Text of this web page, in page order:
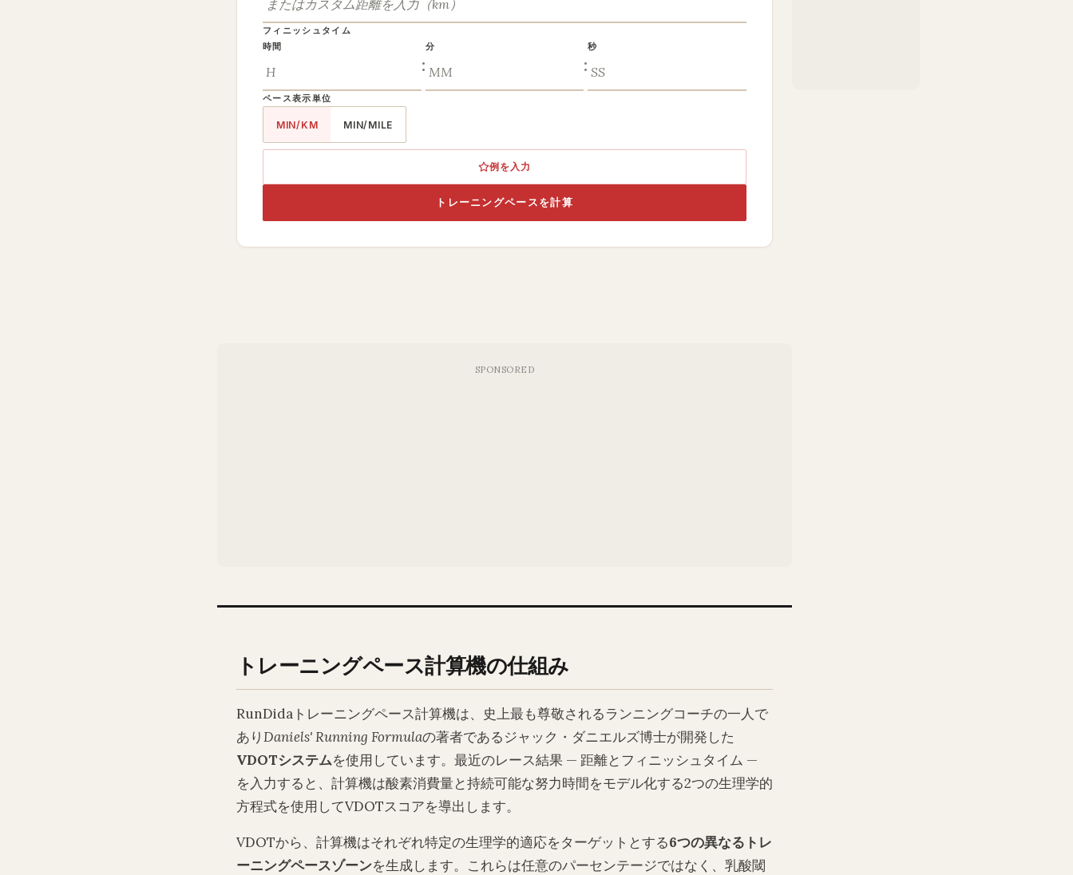
フィニッシュタイム
時間
:
分
:
秒
ペース表示単位
MIN/KM MIN/MILE
例を入力
トレーニングペースを計算
トレーニングペース計算機の仕組み
RunDidaトレーニングペース計算機は、史上最も尊敬されるランニングコーチの一人で
ありDaniels' Running Formulaの著者であるジャック・ダニエルズ博士が開発した
VDOTシステムを使用しています。最近のレース結果 — 距離とフィニッシュタイム —
を入力すると、計算機は酸素消費量と持続可能な努力時間をモデル化する2つの生理学的
方程式を使用してVDOTスコアを導出します。
VDOTから、計算機はそれぞれ特定の生理学的適応をターゲットとする6つの異なるトレ
ーニングペースゾーンを生成します。これらは任意のパーセンテージではなく、乳酸閾